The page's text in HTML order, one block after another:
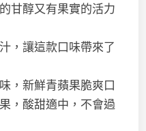
甘醇又有果實的活力
，讓這款口味帶來了
，新鮮青蘋果脆爽口
，酸甜適中，不會過